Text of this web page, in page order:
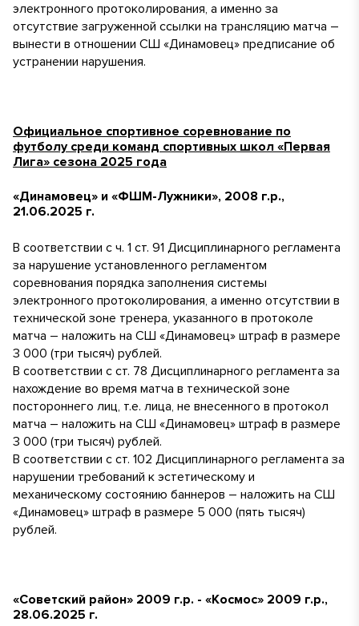
электронного протоколирования, а именно за
отсутствие загруженной ссылки на трансляцию матча –
вынести в отношении СШ «Динамовец» предписание об
устранении нарушения.
Официальное спортивное соревнование по
футболу среди команд спортивных школ «Первая
Лига» сезона 2025 года
«Динамовец» и «ФШМ-Лужники», 2008 г.р.,
21.06.2025 г.
В соответствии с ч. 1 ст. 91 Дисциплинарного регламента
за нарушение установленного регламентом
соревнования порядка заполнения системы
электронного протоколирования, а именно отсутствии в
технической зоне тренера, указанного в протоколе
матча – наложить на СШ «Динамовец» штраф в размере
3 000 (три тысяч) рублей.
В соответствии с ст. 78 Дисциплинарного регламента за
нахождение во время матча в технической зоне
постороннего лиц, т.е. лица, не внесенного в протокол
матча – наложить на СШ «Динамовец» штраф в размере
3 000 (три тысяч) рублей.
В соответствии с ст. 102 Дисциплинарного регламента за
нарушении требований к эстетическому и
механическому состоянию баннеров – наложить на СШ
«Динамовец» штраф в размере 5 000 (пять тысяч)
рублей.
«Советский район» 2009 г.р. - «Космос» 2009 г.р.,
28.06.2025 г.